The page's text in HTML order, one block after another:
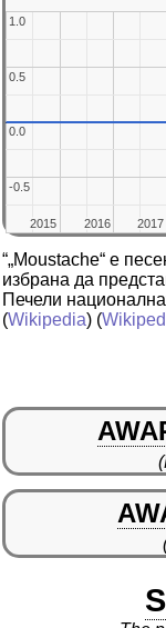
2015
2015 2016
2016 2017
2017
-0.5
-0.5
0.0
0.0
0.5
0.5
1.0
1.0
“„Moustache“ е
избрана да
Печели
(Wikipedia) (